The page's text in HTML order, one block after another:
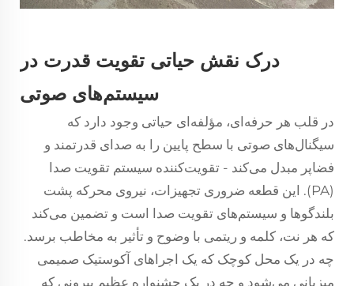
درک نقش حیاتی تقویت قدرت در
سیستم‌های صوتی
در قلب هر حرفه‌ای، مؤلفه‌ای حیاتی وجود دارد که
سیگنال‌های صوتی با سطح پایین را به صدای قدرتمند و
فضاپر مبدل می‌کند - تقویت‌کننده سیستم تقویت صدا
(PA). این قطعه ضروری تجهیزات، نیروی محرکه پشت
بلندگوها و سیستم‌های تقویت صدا است و تضمین می‌کند
که هر نت، کلمه و ریتمی با وضوح و تأثیر به مخاطب برسد.
چه در یک محل کوچک که یک اجراهای آکوستیک صمیمی
میزبانی می‌شود و چه در یک جشنواره عظیم بیرونی که